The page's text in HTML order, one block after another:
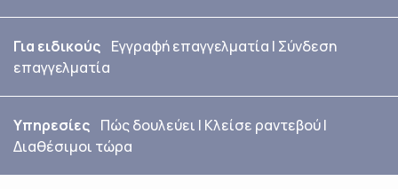
Για ειδικούς Εγγραφή επαγγελματία | Σύνδεση
επαγγελματία
Υπηρεσίες Πώς δουλεύει | Κλείσε ραντεβού|
Διαθέσιμοι τώρα